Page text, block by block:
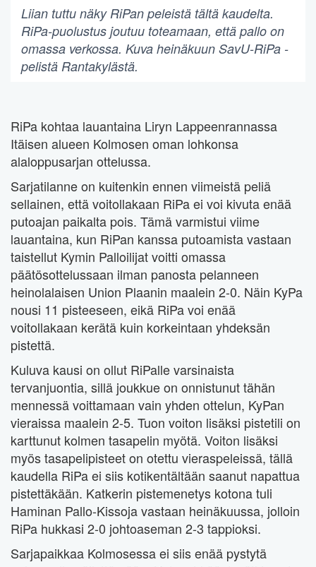
Liian tuttu näky RiPan peleistä tältä kaudelta.
RiPa-puolustus joutuu toteamaan, että pallo on
omassa verkossa. Kuva heinäkuun SavU-RiPa -
pelistä Rantakylästä.
RiPa kohtaa lauantaina Liryn Lappeenrannassa
Itäisen alueen Kolmosen oman lohkonsa
alaloppusarjan ottelussa.
Sarjatilanne on kuitenkin ennen viimeistä peliä
sellainen, että voitollakaan RiPa ei voi kivuta enää
putoajan paikalta pois. Tämä varmistui viime
lauantaina, kun RiPan kanssa putoamista vastaan
taistellut Kymin Palloilijat voitti omassa
päätösottelussaan ilman panosta pelanneen
heinolalaisen Union Plaanin maalein 2-0. Näin KyPa
nousi 11 pisteeseen, eikä RiPa voi enää
voitollakaan kerätä kuin korkeintaan yhdeksän
pistettä.
Kuluva kausi on ollut RiPalle varsinaista
tervanjuontia, sillä joukkue on onnistunut tähän
mennessä voittamaan vain yhden ottelun, KyPan
vieraissa maalein 2-5. Tuon voiton lisäksi pistetili on
karttunut kolmen tasapelin myötä. Voiton lisäksi
myös tasapelipisteet on otettu vieraspeleissä, tällä
kaudella RiPa ei siis kotikentältään saanut napattua
pistettäkään. Katkerin pistemenetys kotona tuli
Haminan Pallo-Kissoja vastaan heinäkuussa, jolloin
RiPa hukkasi 2-0 johtoaseman 2-3 tappioksi.
Sarjapaikkaa Kolmosessa ei siis enää pystytä